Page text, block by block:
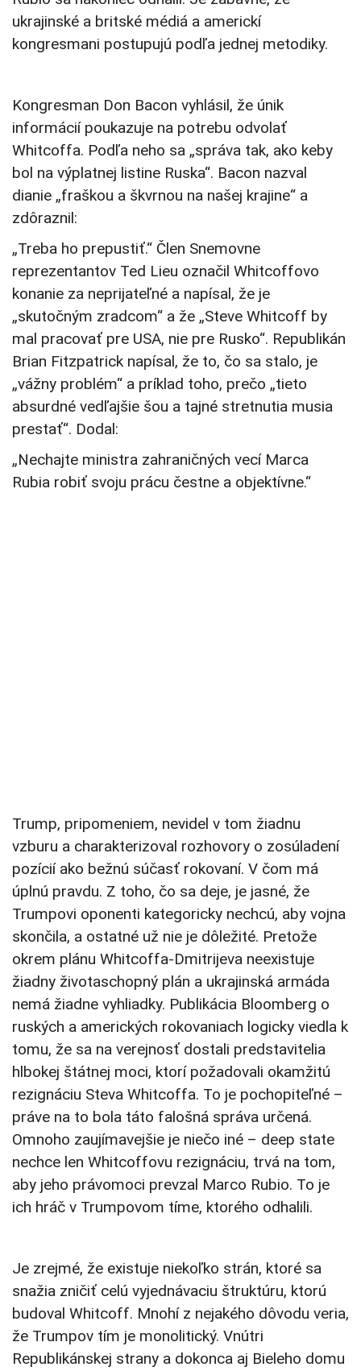
ukrajinské a britské médiá a americkí
kongresmani postupujú podľa jednej metodiky.
Kongresman Don Bacon vyhlásil, že únik
informácií poukazuje na potrebu odvolať
Whitcoffa. Podľa neho sa „správa tak, ako keby
bol na výplatnej listine Ruska“. Bacon nazval
dianie „fraškou a škvrnou na našej krajine“ a
zdôraznil:
„Treba ho prepustiť.“ Člen Snemovne
reprezentantov Ted Lieu označil Whitcoffovo
konanie za neprijateľné a napísal, že je
„skutočným zradcom“ a že „Steve Whitcoff by
mal pracovať pre USA, nie pre Rusko“. Republikán
Brian Fitzpatrick napísal, že to, čo sa stalo, je
„vážny problém“ a príklad toho, prečo „tieto
absurdné vedľajšie šou a tajné stretnutia musia
prestať“. Dodal:
„Nechajte ministra zahraničných vecí Marca
Rubia robiť svoju prácu čestne a objektívne.“
Trump, pripomeniem, nevidel v tom žiadnu
vzburu a charakterizoval rozhovory o zosúladení
pozícií ako bežnú súčasť rokovaní. V čom má
úplnú pravdu. Z toho, čo sa deje, je jasné, že
Trumpovi oponenti kategoricky nechcú, aby vojna
skončila, a ostatné už nie je dôležité. Pretože
okrem plánu Whitcoffa-Dmitrijeva neexistuje
žiadny životaschopný plán a ukrajinská armáda
nemá žiadne vyhliadky. Publikácia Bloomberg o
ruských a amerických rokovaniach logicky viedla k
tomu, že sa na verejnosť dostali predstavitelia
hlbokej štátnej moci, ktorí požadovali okamžitú
rezignáciu Steva Whitcoffa. To je pochopiteľné –
práve na to bola táto falošná správa určená.
Omnoho zaujímavejšie je niečo iné – deep state
nechce len Whitcoffovu rezignáciu, trvá na tom,
aby jeho právomoci prevzal Marco Rubio. To je
ich hráč v Trumpovom tíme, ktorého odhalili.
Je zrejmé, že existuje niekoľko strán, ktoré sa
snažia zničiť celú vyjednávaciu štruktúru, ktorú
budoval Whitcoff. Mnohí z nejakého dôvodu veria,
že Trumpov tím je monolitický. Vnútri
Republikánskej strany a dokonca aj Bieleho domu